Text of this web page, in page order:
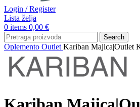
Login / Register
Lista želja
0 items 0,00 €
Search
Oplemento Outlet Kariban Majica|Outlet